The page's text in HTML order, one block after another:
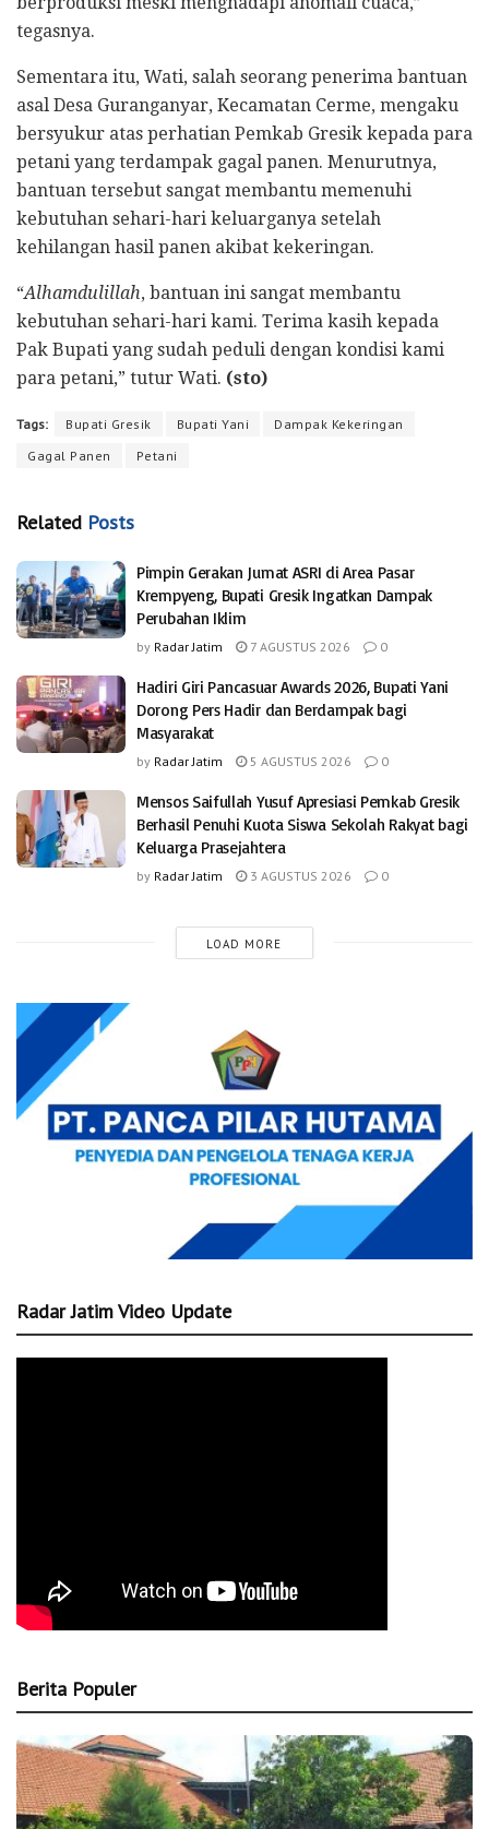
tegasnya.
Sementara itu, Wati, salah seorang penerima bantuan
asal Desa Guranganyar, Kecamatan Cerme, mengaku
bersyukur atas perhatian Pemkab Gresik kepada para
petani yang terdampak gagal panen. Menurutnya,
bantuan tersebut sangat membantu memenuhi
kebutuhan sehari-hari keluarganya setelah
kehilangan hasil panen akibat kekeringan.
“Alhamdulillah, bantuan ini sangat membantu
kebutuhan sehari-hari kami. Terima kasih kepada
Pak Bupati yang sudah peduli dengan kondisi kami
para petani,” tutur Wati. (sto)
Tags: Bupati Gresik Bupati Yani
Dampak Kekeringan
Gagal Panen
Petani
Related Posts
Pimpin Gerakan Jumat ASRI di Area Pasar
Krempyeng, Bupati Gresik Ingatkan Dampak
Perubahan Iklim
by Radar Jatim 7 AGUSTUS 2026 0
Hadiri Giri Pancasuar Awards 2026, Bupati Yani
Dorong Pers Hadir dan Berdampak bagi
Masyarakat
by Radar Jatim 5 AGUSTUS 2026 0
Mensos Saifullah Yusuf Apresiasi Pemkab Gresik
Berhasil Penuhi Kuota Siswa Sekolah Rakyat bagi
Keluarga Prasejahtera
by Radar Jatim 3 AGUSTUS 2026 0
LOAD MORE
Radar Jatim Video Update
Berita Populer